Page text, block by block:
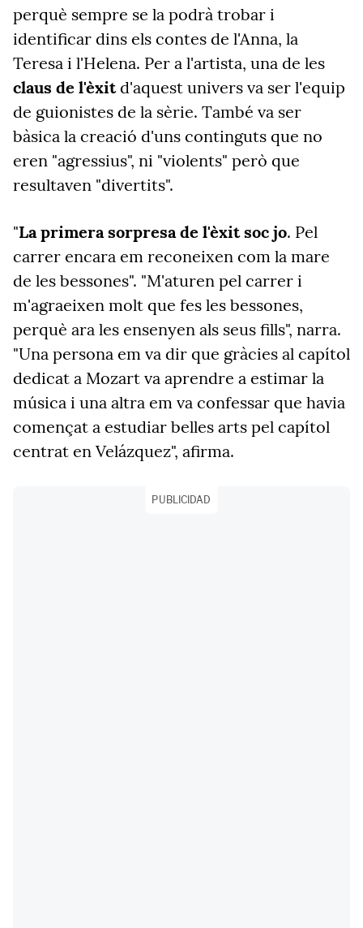
perquè sempre se la podrà trobar i
identificar dins els contes de l'Anna, la
Teresa i l'Helena. Per a l'artista, una de les
claus de l'èxitd'aquest univers va ser l'equip
de guionistes de la sèrie. També va ser
bàsica la creació d'uns continguts que no
eren "agressius", ni "violents" però que
resultaven "divertits".
"La primera sorpresa de l'èxit soc jo. Pel
carrer encara em reconeixen com la mare
de les bessones". "M'aturen pel carrer i
m'agraeixen molt que fes les bessones,
perquè ara les ensenyen als seus fills", narra.
"Una persona em va dir que gràcies al capítol
dedicat a Mozart va aprendre a estimar la
música i una altra em va confessar que havia
començat a estudiar belles arts pel capítol
centrat en Velázquez", afirma.
PUBLICIDAD